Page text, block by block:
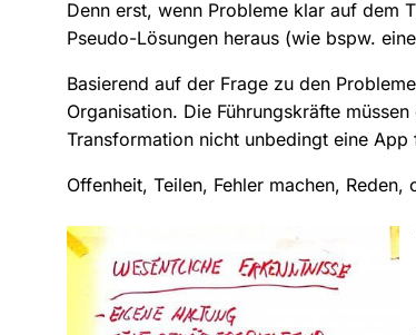
Denn erst, wenn Probleme klar auf dem
Pseudo-Lösungen heraus (wie bspw.
Basierend auf der Frage zu den
Organisation. Die Führungskräfte
Transformation nicht unbedingt eine
Offenheit, Teilen, Fehler machen,